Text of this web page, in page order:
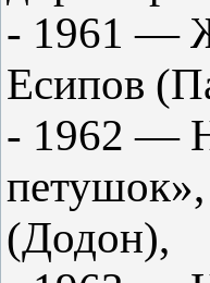
- 1961 —
Есипов
- 1962 —
(Додон),